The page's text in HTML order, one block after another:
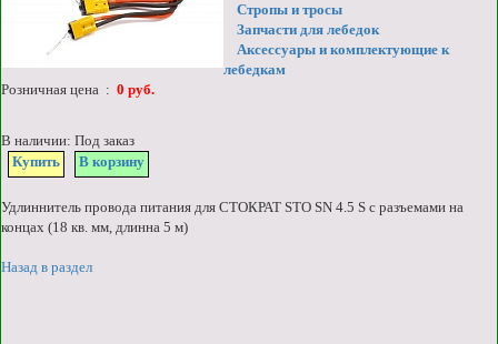
Стропы и тросы
Запчасти для лебедок
Аксессуары и комплектующие к
лебедкам
Розничная цена : 0 руб.
В наличии: Под заказ
Купить
В корзину
Удлиннитель провода питания для СТОКРАТ STO SN 4.5 S с разъемами на
концах (18 кв. мм, длинна 5 м)
Назад в раздел